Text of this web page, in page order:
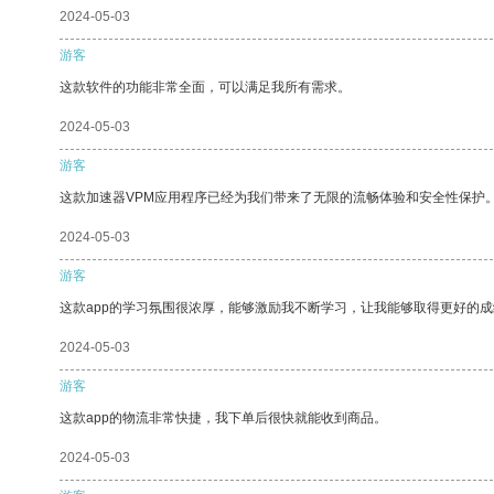
2024-05-03
游客
这款软件的功能非常全面，可以满足我所有需求。
2024-05-03
游客
这款加速器VPM应用程序已经为我们带来了无限的流畅体验和安全性保护
2024-05-03
游客
这款app的学习氛围很浓厚，能够激励我不断学习，让我能够取得更好的
2024-05-03
游客
这款app的物流非常快捷，我下单后很快就能收到商品。
2024-05-03